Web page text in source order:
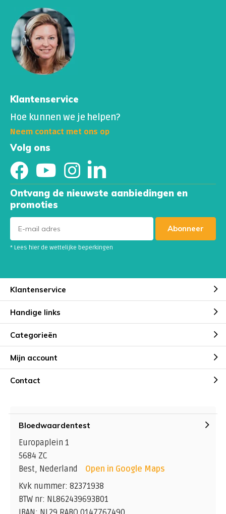
Klantenservice
Hoe kunnen we je helpen?
Neem contact met ons op
Volg ons
Ontvang de nieuwste aanbiedingen en
promoties
Abonneer
* Lees hier de wettelijke beperkingen
Klantenservice
Handige links
Categorieën
Mijn account
Contact
Bloedwaardentest
Europaplein 1
5684 ZC
Best, Nederland
Open in Google Maps
Kvk nummer: 82371938
BTW nr: NL862439693B01